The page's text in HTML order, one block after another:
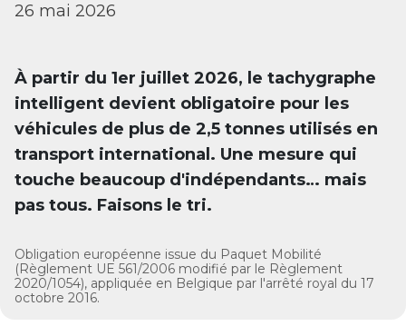
26 mai 2026
À partir du 1er juillet 2026, le tachygraphe
intelligent devient obligatoire pour les
véhicules de plus de 2,5 tonnes utilisés en
transport international. Une mesure qui
touche beaucoup d'indépendants… mais
pas tous. Faisons le tri.
Obligation européenne issue du Paquet Mobilité
(Règlement UE 561/2006 modifié par le Règlement
2020/1054), appliquée en Belgique par l'arrêté royal du 17
octobre 2016.